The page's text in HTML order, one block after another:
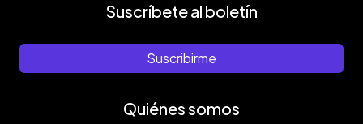
Suscríbete al boletín
Suscribirme
Quiénes somos